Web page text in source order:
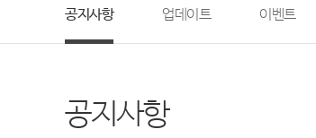
공지사항 업데이트 이벤트
공지사항